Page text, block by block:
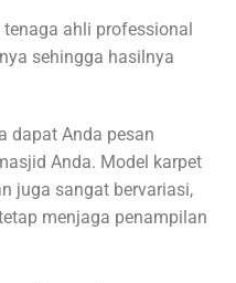
ahli professional
sehingga hasilnya
dapat Anda pesan
Anda. Model karpet
juga sangat bervariasi,
menjaga penampilan